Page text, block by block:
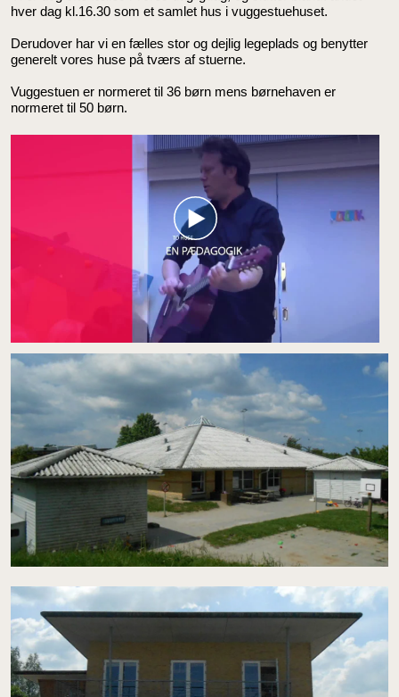
hver dag kl.16.30 som et samlet hus i vuggestuehuset.
Derudover har vi en fælles stor og dejlig legeplads og benytter
generelt vores huse på tværs af stuerne.
Vuggestuen er normeret til 36 børn mens børnehaven er
normeret til 50 børn.